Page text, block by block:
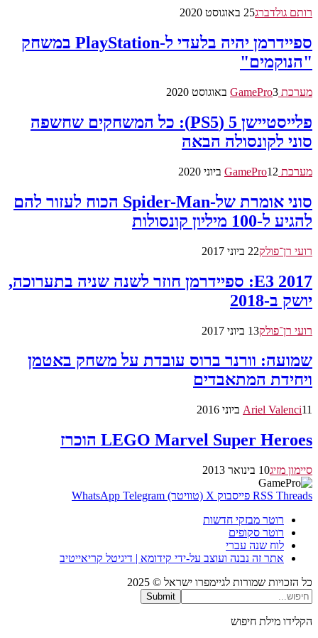
רותם גולדברג25 באוגוסט 2020
ספיידרמן יהיה בלעדי ל-PlayStation במשחק
"הנוקמים"
מערכת GamePro 3 באוגוסט 2020
פלייסטיישן 5 (PS5): כל המשחקים שחשפה
סוני לקונסולה הבאה
מערכת GamePro 12 ביוני 2020
סוני אומרת של-Spider-Man הכוח לעזור להם
להגיע ל-100 מיליון קונסולות
רועי רן־פולק22 ביוני 2017
E3 2017: ספיידרמן חוזר לשנה שניה בתערוכה,
יושק ב-2018
רועי רן־פולק13 ביוני 2017
שמועה: וורנר ברוס עובדת על משחק באטמן
ויחידת המתאבדים
Ariel Valenci11 ביוני 2016
LEGO Marvel Super Heroes הוכרז
סיימון מזיג10 בינואר 2013
RSS Threads פייסבוק X (טוויטר) WhatsApp Telegram
רוטר מבזקי חדשות
רוטר סקופים
לוח שנה עברי
אתר זה נבנה ועוצב על-ידי קידומא | דיגיטל קריאייטיב
כל הזכויות שמורות לגיימפרו ישראל © 2025
Submit
הקלידו מילת חיפוש